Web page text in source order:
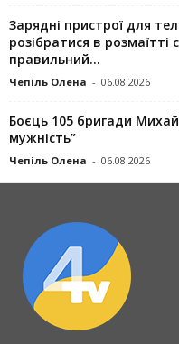
Зарядні пристрої для
розібратися в розмаїтті
правильний...
Чепіль Олена - 06.08.2026
Боєць 105 бригади
мужність”
Чепіль Олена - 06.08.2026